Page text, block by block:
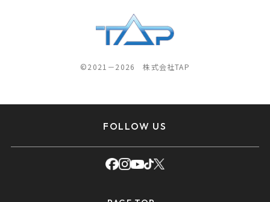
©2021－2026 株式会社TAP
FOLLOW US